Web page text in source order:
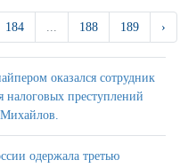
184 ... 188 189 ›
оказался сотрудник
налоговых преступлений
одержала третью